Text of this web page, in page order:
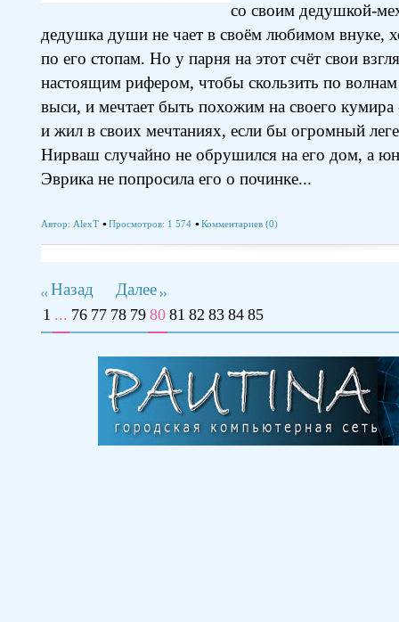
со своим дедушкой-
дедушка души не чает в своём любимом внуке,
по его стопам. Но у парня на этот счёт свои
настоящим рифером, чтобы скользить по
выси, и мечтает быть похожим на своего
и жил в своих мечтаниях, если бы огромный
Нирваш случайно не обрушился на его дом, а
Эврика не попросила его о починке...
Автор: AlexT Просмотров: 1 574 Комментариев (0)
Назад Далее
1 ... 76 77 78 79 80 81 82 83 84 85